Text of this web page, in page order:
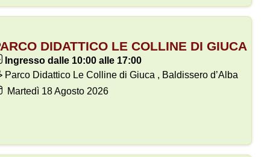
DIDATTICO LE COLLINE DI GIUCA
Ingresso dalle 10:00 alle 17:00
Parco Didattico Le Colline di Giuca , Baldissero d’Alba
Martedì 18Agosto 2026